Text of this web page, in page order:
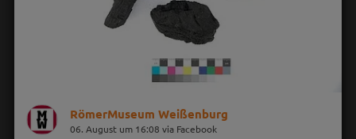
RömerMuseum Weißenburg
06. August um 16:08 via Facebook